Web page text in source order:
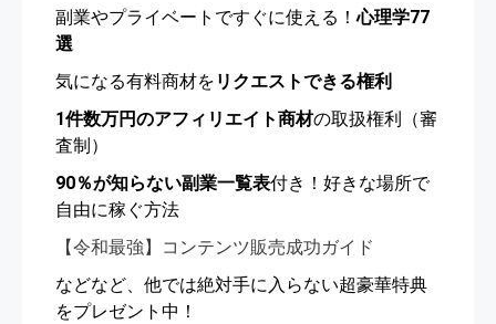
副業やプライベートですぐに使える！心理学77
選
気になる有料商材を リクエストできる権利
1件数万円のアフィリエイト商材の取扱権利（審
査制）
90％が知らない副業一覧表付き！好きな場所で
自由に稼ぐ方法
【令和最強】コンテンツ販売成功ガイド
などなど、他では絶対手に入らない超豪華特典
をプレゼント中！